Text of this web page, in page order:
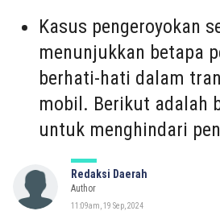
Kasus pengeroyokan
menunjukkan betapa
berhati-hati dalam
mobil. Berikut adalah
untuk menghindari
Redaksi Daerah
Author
11:09am, 19 Sep, 2024